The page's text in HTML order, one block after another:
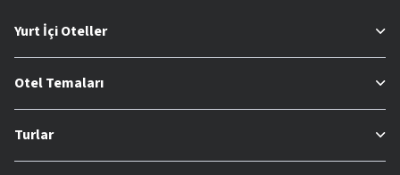
Yurt İçi Oteller
Otel Temaları
Turlar